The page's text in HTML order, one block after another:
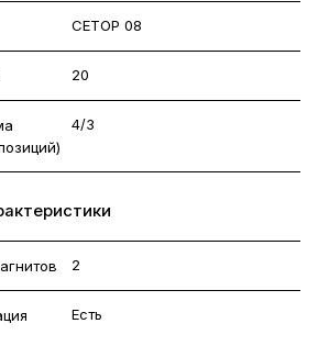
CETOP 08
20
4/3
2
Есть